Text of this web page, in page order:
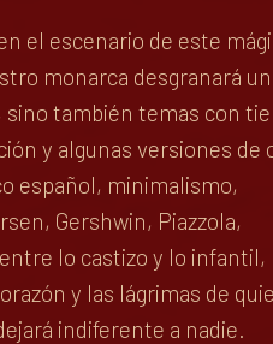
el escenario de este
monarca desgranará un
también temas con
y algunas versiones de
español, minimalismo,
Gershwin, Piazzola,
lo castizo y lo infantil,
y las lágrimas de
indiferente a nadie.